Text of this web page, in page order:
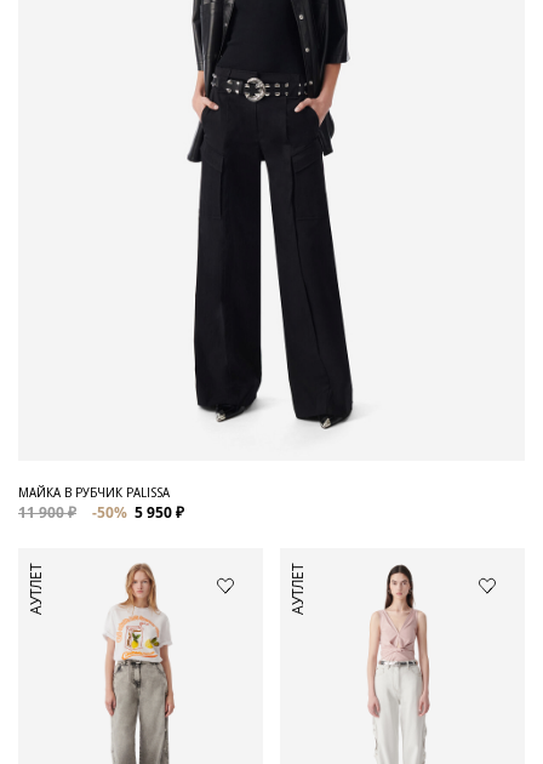
МАЙКА В РУБЧИК PALISSA
11 900 ₽ -50% 5 950 ₽
АУТЛЕТ АУТЛЕТ